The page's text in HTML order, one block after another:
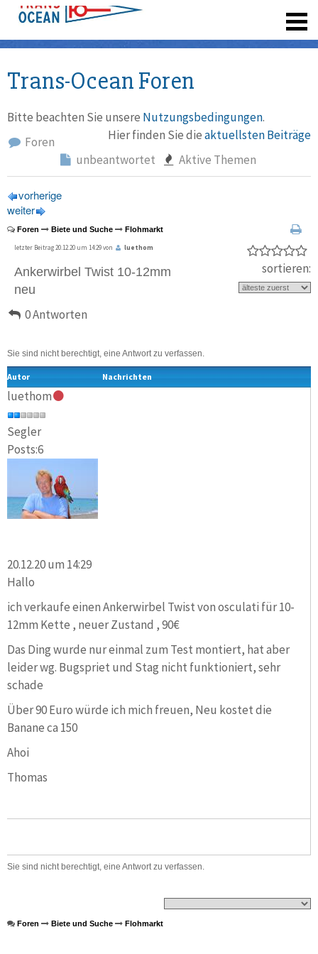
Trans-Ocean Foren
Bitte beachten Sie unsere Nutzungsbedingungen.
Hier finden Sie dieaktuellsten Beiträge
Foren
unbeantwortet
Aktive Themen
vorherige
weiter
Foren Biete und Suche Flohmarkt
letzter Beitrag 20.12.20 um 14:29 von luethom
Ankerwirbel Twist 10-12mm
neu
0 Antworten
sortieren:
Sie sind nicht berechtigt, eine Antwort zu verfassen.
Autor Nachrichten
luethom
Segler
Posts:6
20.12.20 um 14:29
Hallo
ich verkaufe einen Ankerwirbel Twist von osculati für 10-
12mm Kette , neuer Zustand , 90€
Das Ding wurde nur einmal zum Test montiert, hat aber
leider wg. Bugspriet und Stag nicht funktioniert, sehr
schade
Über 90 Euro würde ich mich freuen, Neu kostet die
Banane ca 150
Ahoi
Thomas
Sie sind nicht berechtigt, eine Antwort zu verfassen.
Foren Biete und Suche Flohmarkt